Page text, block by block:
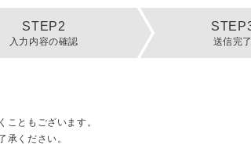
入力内容の確認 送信完了
こともございます。
承ください。